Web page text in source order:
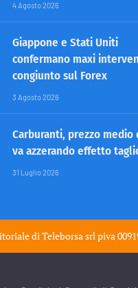
4 Agosto 2026
Giappone e Stati Uniti
confermano maxi
congiunto sul Forex
3 Agosto 2026
Carburanti, prezzo medio
va azzerando effetto
31 Luglio 2026
diTeleborsa srlpiva